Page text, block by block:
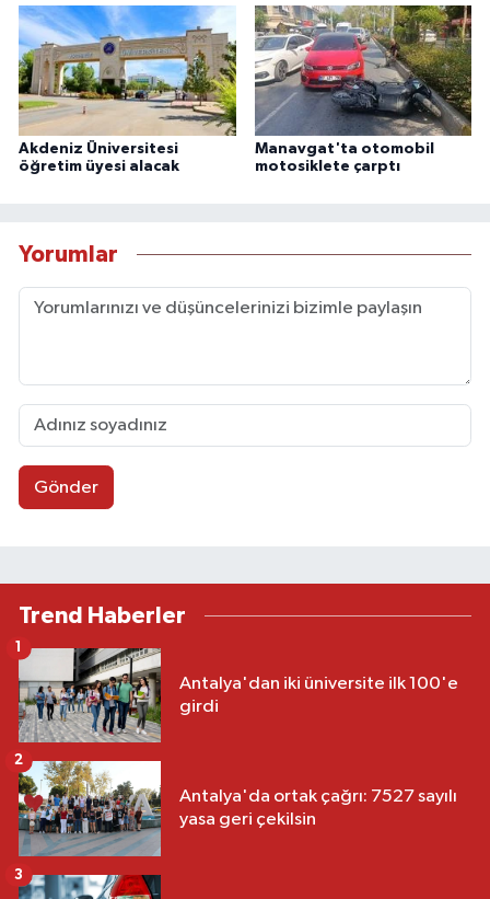
Akdeniz Üniversitesi
öğretim üyesi alacak
Manavgat'ta otomobil
motosiklete çarptı
Yorumlar
Gönder
Trend Haberler
Antalya'dan iki üniversite ilk 100'e
girdi
Antalya'da ortak çağrı: 7527 sayılı
yasa geri çekilsin
2
3